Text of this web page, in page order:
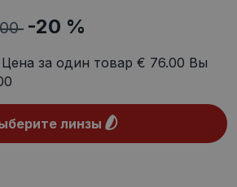
-20 %
Цена за один товар € 76.00 Вы
линзы